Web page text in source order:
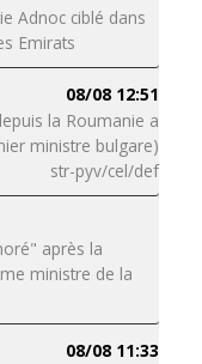
Adnoc ciblé dans
Emirats
08/08 12:51
la Roumanie a
ministre bulgare)
str-pyv/cel/def
après la
ministre de la
08/08 11:33